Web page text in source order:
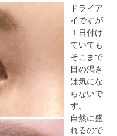
ドライア
イですが
１日付け
ていても
そこまで
目の渇き
は気にな
らないで
す。
自然に盛
れるので